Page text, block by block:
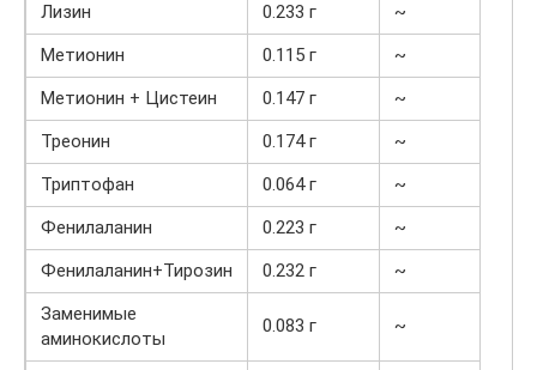
Лизин
0.233 г
~
Метионин
0.115 г
~
Метионин + Цистеин
0.147 г
~
Треонин
0.174 г
~
Триптофан
0.064 г
~
Фенилаланин
0.223 г
~
Фенилаланин+Тирозин
0.232 г
~
Заменимые
аминокислоты
0.083 г ~